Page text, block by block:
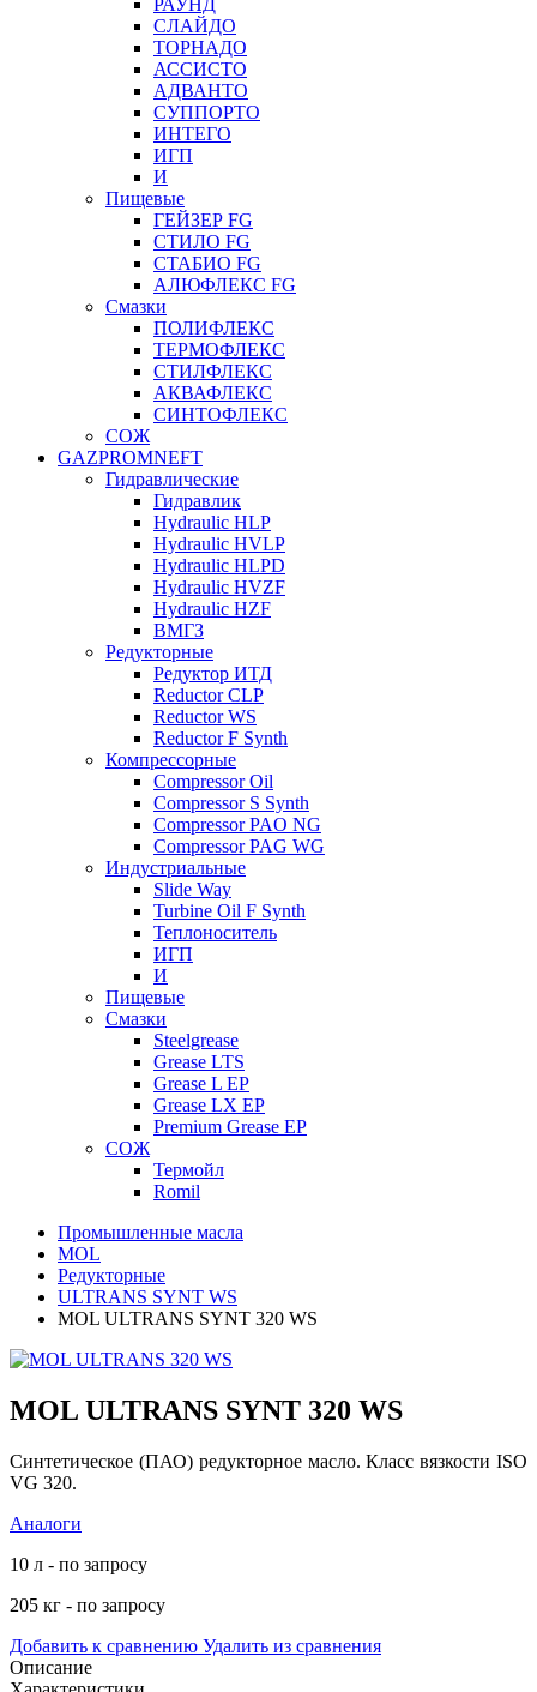
РАУНД
СЛАЙДО
ТОРНАДО
АССИСТО
АДВАНТО
СУППОРТО
ИНТЕГО
ИГП
И
Пищевые
ГЕЙЗЕР FG
СТИЛО FG
СТАБИО FG
АЛЮФЛЕКС FG
Смазки
ПОЛИФЛЕКС
ТЕРМОФЛЕКС
СТИЛФЛЕКС
АКВАФЛЕКС
СИНТОФЛЕКС
СОЖ
GAZPROMNEFT
Гидравлические
Гидравлик
Hydraulic HLP
Hydraulic HVLP
Hydraulic HLPD
Hydraulic HVZF
Hydraulic HZF
ВМГЗ
Редукторные
Редуктор ИТД
Reductor CLP
Reductor WS
Reductor F Synth
Компрессорные
Compressor Oil
Compressor S Synth
Compressor PAO NG
Compressor PAG WG
Индустриальные
Slide Way
Turbine Oil F Synth
Теплоноситель
ИГП
И
Пищевые
Смазки
Steelgrease
Grease LTS
Grease L EP
Grease LX EP
Premium Grease EP
СОЖ
Термойл
Romil
Промышленные масла
MOL
Редукторные
ULTRANS SYNT WS
MOL ULTRANS SYNT 320 WS
MOL ULTRANS SYNT 320 WS
Синтетическое (ПАО) редукторное масло. Класс вязкости ISO
VG 320.
Аналоги
10 л - по запросу
205 кг - по запросу
Добавить к сравнению Удалить из сравнения
Описание